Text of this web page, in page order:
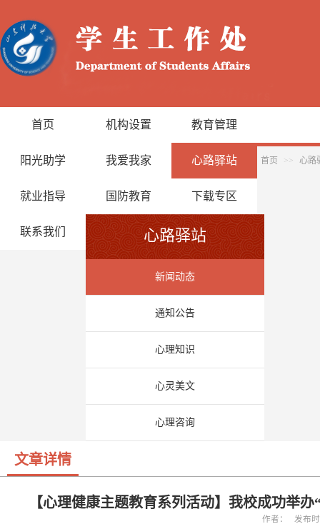
首页 机构设置 教育管理
阳光助学 我爱我家 心路驿站
就业指导 国防教育 下载专区
联系我们
首页 >> 心路
心路驿站
新闻动态
通知公告
心理知识
心灵美文
心理咨询
文章详情
【心理健康主题教育系列活动】我校成功举
作者： 发布